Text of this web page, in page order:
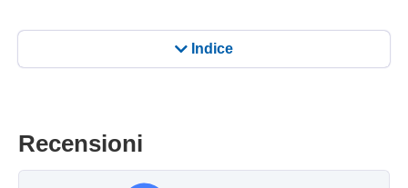
Indice
Recensioni